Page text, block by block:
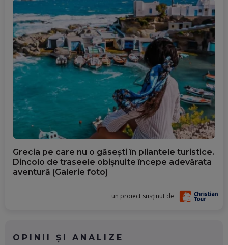
Grecia pe care nu o găsești în pliantele turistice.
Dincolo de traseele obișnuite începe adevărata
aventură (Galerie foto)
un proiect susținut de
OPINII ȘI ANALIZE